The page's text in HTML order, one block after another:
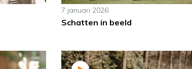
7 januari 2026
Schatten in beeld